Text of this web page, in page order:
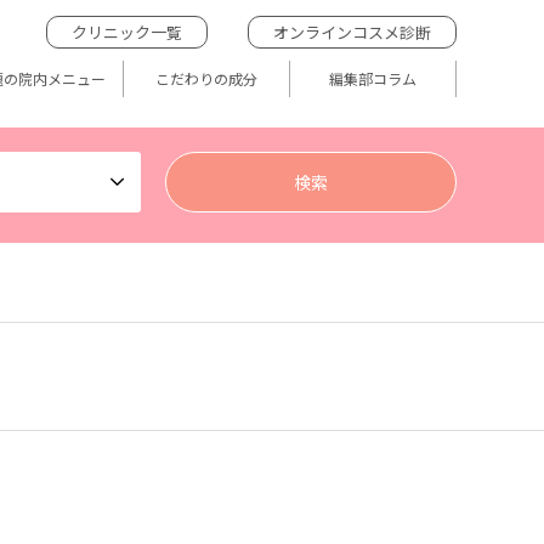
クリニック一覧 オンラインコスメ診断
院内メニュー こだわりの成分 編集部コラム